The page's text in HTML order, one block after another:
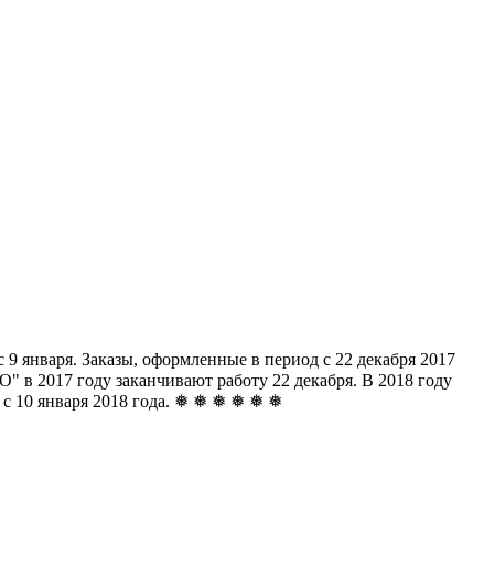
Заказы, оформленные в период с 22 декабря 2017
году заканчивают работу 22 декабря. В 2018 году
с 10 января 2018 года. ❅ ❅ ❅ ❅ ❅ ❅